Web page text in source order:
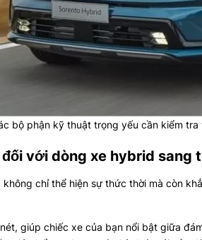
bộ phận kỹ thuật trọng yếu cần kiểm
với dòng xe hybrid sang
chỉ thể hiện sự thức thời mà còn
giúp chiếc xe của bạn nổi bật giữa